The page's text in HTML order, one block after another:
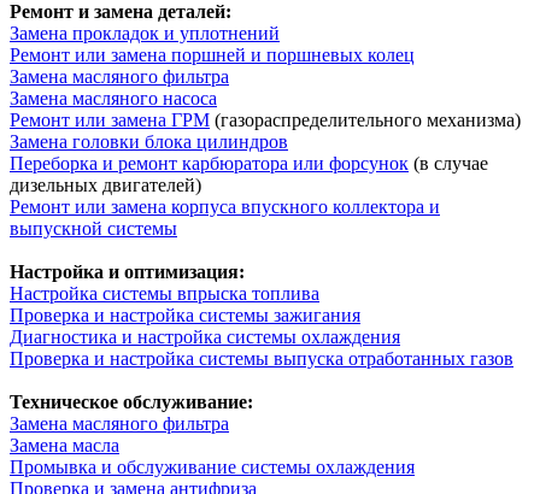
Ремонт и замена деталей:
Замена прокладок и уплотнений
Ремонт или замена поршней и поршневых колец
Замена масляного фильтра
Замена масляного насоса
Ремонт или замена ГРМ (газораспределительного механизма)
Замена головки блока цилиндров
Переборка и ремонт карбюратора или форсунок (в случае
дизельных двигателей)
Ремонт или замена корпуса впускного коллектора и
выпускной системы
Настройка и оптимизация:
Настройка системы впрыска топлива
Проверка и настройка системы зажигания
Диагностика и настройка системы охлаждения
Проверка и настройка системы выпуска отработанных газов
Техническое обслуживание:
Замена масляного фильтра
Замена масла
Промывка и обслуживание системы охлаждения
Проверка и замена антифриза